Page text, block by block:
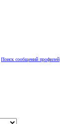
Поиск сообщений профилей